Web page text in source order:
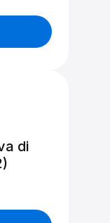
di